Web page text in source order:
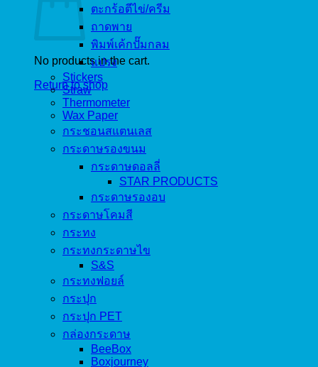
No products in the cart.
Return to shop
ตะกร้อตีไข่/ครีม
ถาดพาย
พิมพ์เค้กปั๊มกลม
แปรง
Stickers
Straw
Thermometer
Wax Paper
กระชอนสแตนเลส
กระดาษรองขนม
กระดาษดอลลี่
STAR PRODUCTS
กระดาษรองอบ
กระดาษโคมสี
กระทง
กระทงกระดาษไข
S&S
กระทงฟอยล์
กระปุก
กระปุก PET
กล่องกระดาษ
BeeBox
Boxjourney